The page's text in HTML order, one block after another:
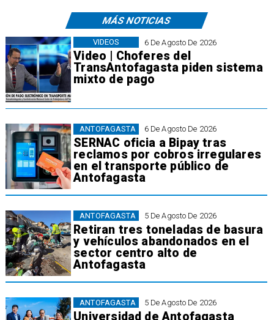
MÁS NOTICIAS
6 De Agosto De 2026
Video | Choferes del
TransAntofagasta piden sistema
mixto de pago
VIDEOS
6 De Agosto De 2026
SERNAC oficia a Bipay tras
reclamos por cobros irregulares
en el transporte público de
Antofagasta
ANTOFAGASTA
5 De Agosto De 2026
Retiran tres toneladas de basura
y vehículos abandonados en el
sector centro alto de
Antofagasta
ANTOFAGASTA
5 De Agosto De 2026
Universidad de Antofagasta
ANTOFAGASTA